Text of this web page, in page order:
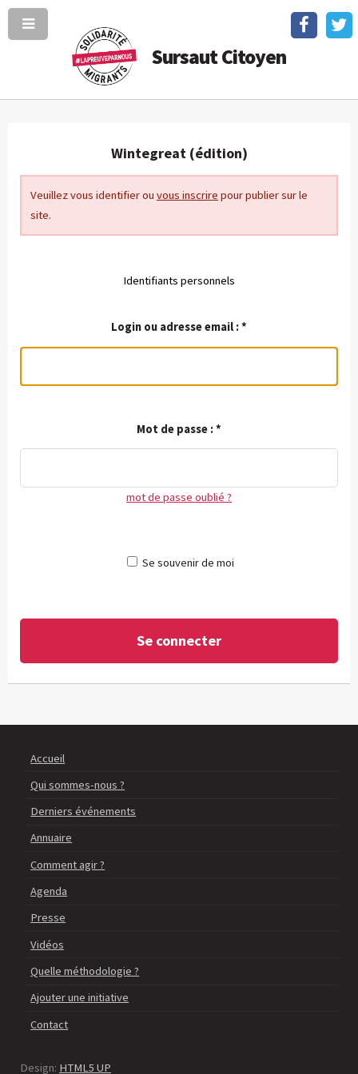
Sursaut Citoyen
Wintegreat (édition)
Veuillez vous identifier ou vous inscrire pour publier sur le
site.
Identifiants personnels
Login ou adresse email :*
Mot de passe :*
mot de passe oublié ?
Se souvenir de moi
Accueil
Qui sommes-nous ?
Derniers événements
Annuaire
Comment agir ?
Agenda
Presse
Vidéos
Quelle méthodologie ?
Ajouter une initiative
Contact
Design: HTML5 UP